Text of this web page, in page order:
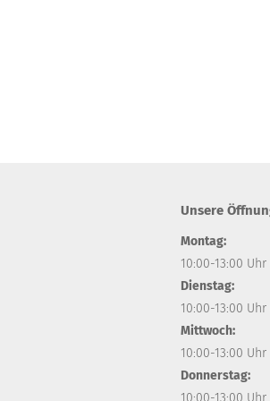
Unsere
Montag:
10:00-13:00
Dienstag:
10:00-13:00
Mittwoch:
10:00-13:00 Uhr
Donnerstag:
10:00-13:00